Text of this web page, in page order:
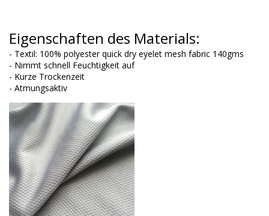
Eigenschaften des Materials:
- Textil: 100% polyester quick dry eyelet mesh fabric 140gms
- Nimmt schnell Feuchtigkeit auf
- Kurze Trockenzeit
- Atmungsaktiv